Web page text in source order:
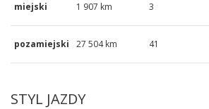
miejski 1 907 km 3
pozamiejski 27 504 km 41
STYL JAZDY